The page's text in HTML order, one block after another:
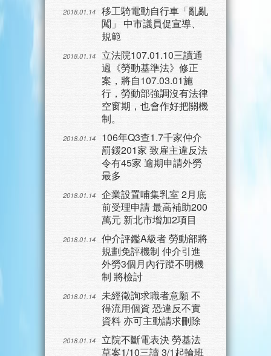
2018.01.14
移工騎電動自行車「亂亂
闖」 中市議員促宣導、
規範
2018.01.14
立法院107.01.10三讀通
過《勞動基準法》修正
案，將自107.03.01施
行，勞動部強調沒有法律
空窗期，也會作好把關機
制。
2018.01.14
106年Q3查1.7千家仲介
罰鍰201家 致雇主違反法
令有45家 逾期申請外勞
最多
2018.01.14
企業設置哺集乳室 2月底
前受理申請 最高補助200
萬元 新北市增加2項目
2018.01.14
仲介評鑑A級者 勞動部將
規劃免評機制 仲介引進
外勞3個月內行蹤不明機
制 將檢討
2018.01.14
未經徵詢求職者意願 不
得流用個資 恐違反不實
資料 亦可主動請求刪除
2018.01.14
立院不斷電表決 勞基法
草案1/10三讀 3/1起輪班